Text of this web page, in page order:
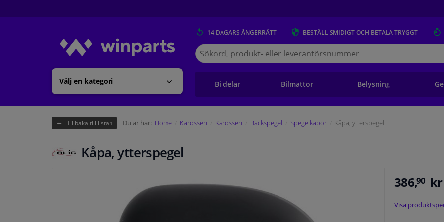
Välj en kategori
14 DAGARS ÅNGERRÄTT BESTÄLL SMIDIGT OCH BETALA TRYGGT
Sök
på
Winparts.se
Bildelar Bilmattor Belysning
Tillbaka till listan Du är här: Home Karosseri Karosseri Backspegel Spegelkåpor Kåpa, ytterspegel
Kåpa, ytterspegel
386,90 kr
Visa